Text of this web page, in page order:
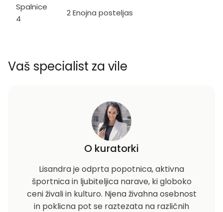
Spalnice
4
2 Enojna posteljas
Vaš specialist za vile
O kuratorki
Lisandra je odprta popotnica, aktivna
športnica in ljubiteljica narave, ki globoko
ceni živali in kulturo. Njena živahna osebnost
in poklicna pot se raztezata na različnih